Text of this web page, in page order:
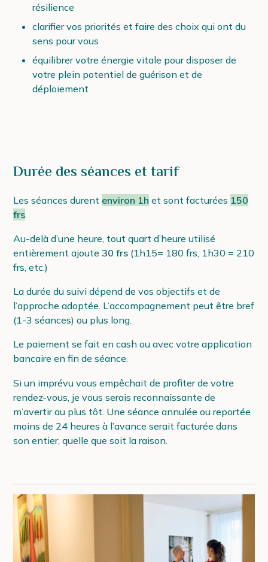
résilience
clarifier vos priorités et faire des choix qui ont du
sens pour vous
équilibrer votre énergie vitale pour disposer de
votre plein potentiel de guérison et de
déploiement
Durée des séances et tarif
Les séances durent environ 1h et sont facturées 150
frs.
Au-delà d’une heure, tout quart d’heure utilisé
entièrement ajoute 30 frs (1h15= 180 frs, 1h30 = 210
frs, etc.)
La durée du suivi dépend de vos objectifs et de
l’approche adoptée. L’accompagnement peut être bref
(1-3 séances) ou plus long.
Le paiement se fait en cash ou avec votre application
bancaire en fin de séance.
Si un imprévu vous empêchait de profiter de votre
rendez-vous, je vous serais reconnaissante de
m’avertir au plus tôt. Une séance annulée ou reportée
moins de 24 heures à l’avance serait facturée dans
son entier, quelle que soit la raison.